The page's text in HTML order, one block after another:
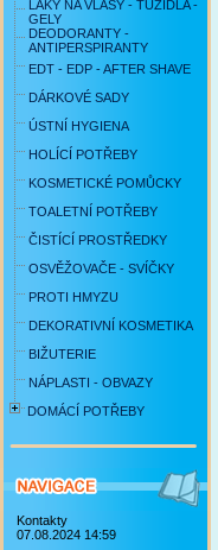
LAKY NA VLASY - TUŽIDLA -
GELY
DEODORANTY -
ANTIPERSPIRANTY
EDT - EDP - AFTER SHAVE
DÁRKOVÉ SADY
ÚSTNÍ HYGIENA
HOLÍCÍ POTŘEBY
KOSMETICKÉ POMŮCKY
TOALETNÍ POTŘEBY
ČISTÍCÍ PROSTŘEDKY
OSVĚŽOVAČE - SVÍČKY
PROTI HMYZU
DEKORATIVNÍ KOSMETIKA
BIŽUTERIE
NÁPLASTI - OBVAZY
DOMÁCÍ POTŘEBY
Kontakty
07.08.2024 14:59